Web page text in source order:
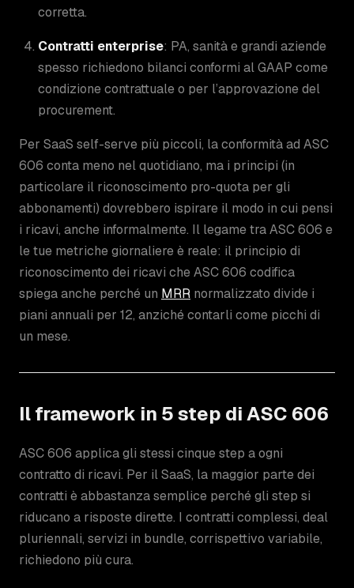
corretta.
Contratti enterprise: PA, sanità e grandi aziende
spesso richiedono bilanci conformi al GAAP come
condizione contrattuale o per l’approvazione del
procurement.
Per SaaS self-serve più piccoli, la conformità ad ASC
606 conta meno nel quotidiano, ma i principi (in
particolare il riconoscimento pro-quota per gli
abbonamenti) dovrebbero ispirare il modo in cui pensi
i ricavi, anche informalmente. Il legame tra ASC 606 e
le tue metriche giornaliere è reale: il principio di
riconoscimento dei ricavi che ASC 606 codifica
spiega anche perché un MRR normalizzato divide i
piani annuali per 12, anziché contarli come picchi di
un mese.
Il framework in 5 step di ASC 606
ASC 606 applica gli stessi cinque step a ogni
contratto di ricavi. Per il SaaS, la maggior parte dei
contratti è abbastanza semplice perché gli step si
riducano a risposte dirette. I contratti complessi, deal
pluriennali, servizi in bundle, corrispettivo variabile,
richiedono più cura.